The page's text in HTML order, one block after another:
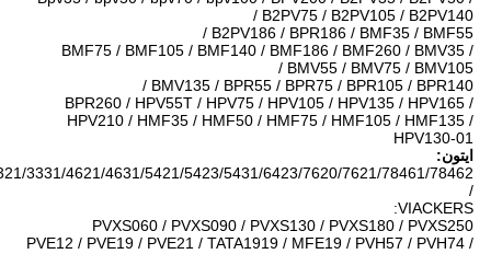
B2PV75 / B2PV105 / B2PV140 /
B2PV186 / BPR186 / BMF35 / BMF55 /
BMF75 / BMF105 / BMF140 / BMF186 / BMF260 / BMV35 /
BMV55 / BMV75 / BMV105 /
BMV135 / BPR55 / BPR75 / BPR105 / BPR140 /
BPR260 / HPV55T / HPV75 / HPV105 / HPV135 / HPV165 /
HPV210 / HMF35 / HMF50 / HMF75 / HMF105 / HMF135 /
HPV130-01
ایتون:
3321/3331/4621/4631/5421/5423/5431/6423/7620/7621/78461/78462
VIACKERS:
PVXS060 / PVXS090 / PVXS130 / PVXS180 / PVXS250
PVE12 / PVE19 / PVE21 / TATA1919 / MFE19 / PVH57 / PVH74 /